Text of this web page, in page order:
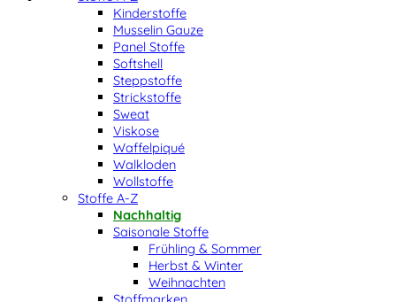
Kinderstoffe
Musselin Gauze
Panel Stoffe
Softshell
Steppstoffe
Strickstoffe
Sweat
Viskose
Waffelpiqué
Walkloden
Wollstoffe
Stoffe A-Z
Nachhaltig
Saisonale Stoffe
Frühling & Sommer
Herbst & Winter
Weihnachten